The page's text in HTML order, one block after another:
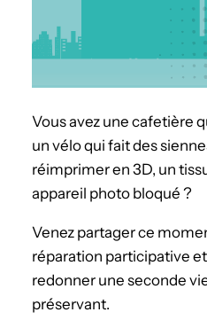
Vous avez une cafetière
un vélo qui fait des
réimprimer en 3D, un
appareil photo bloqué ?
Venez partager ce
réparation participative
redonner une seconde
préservant.